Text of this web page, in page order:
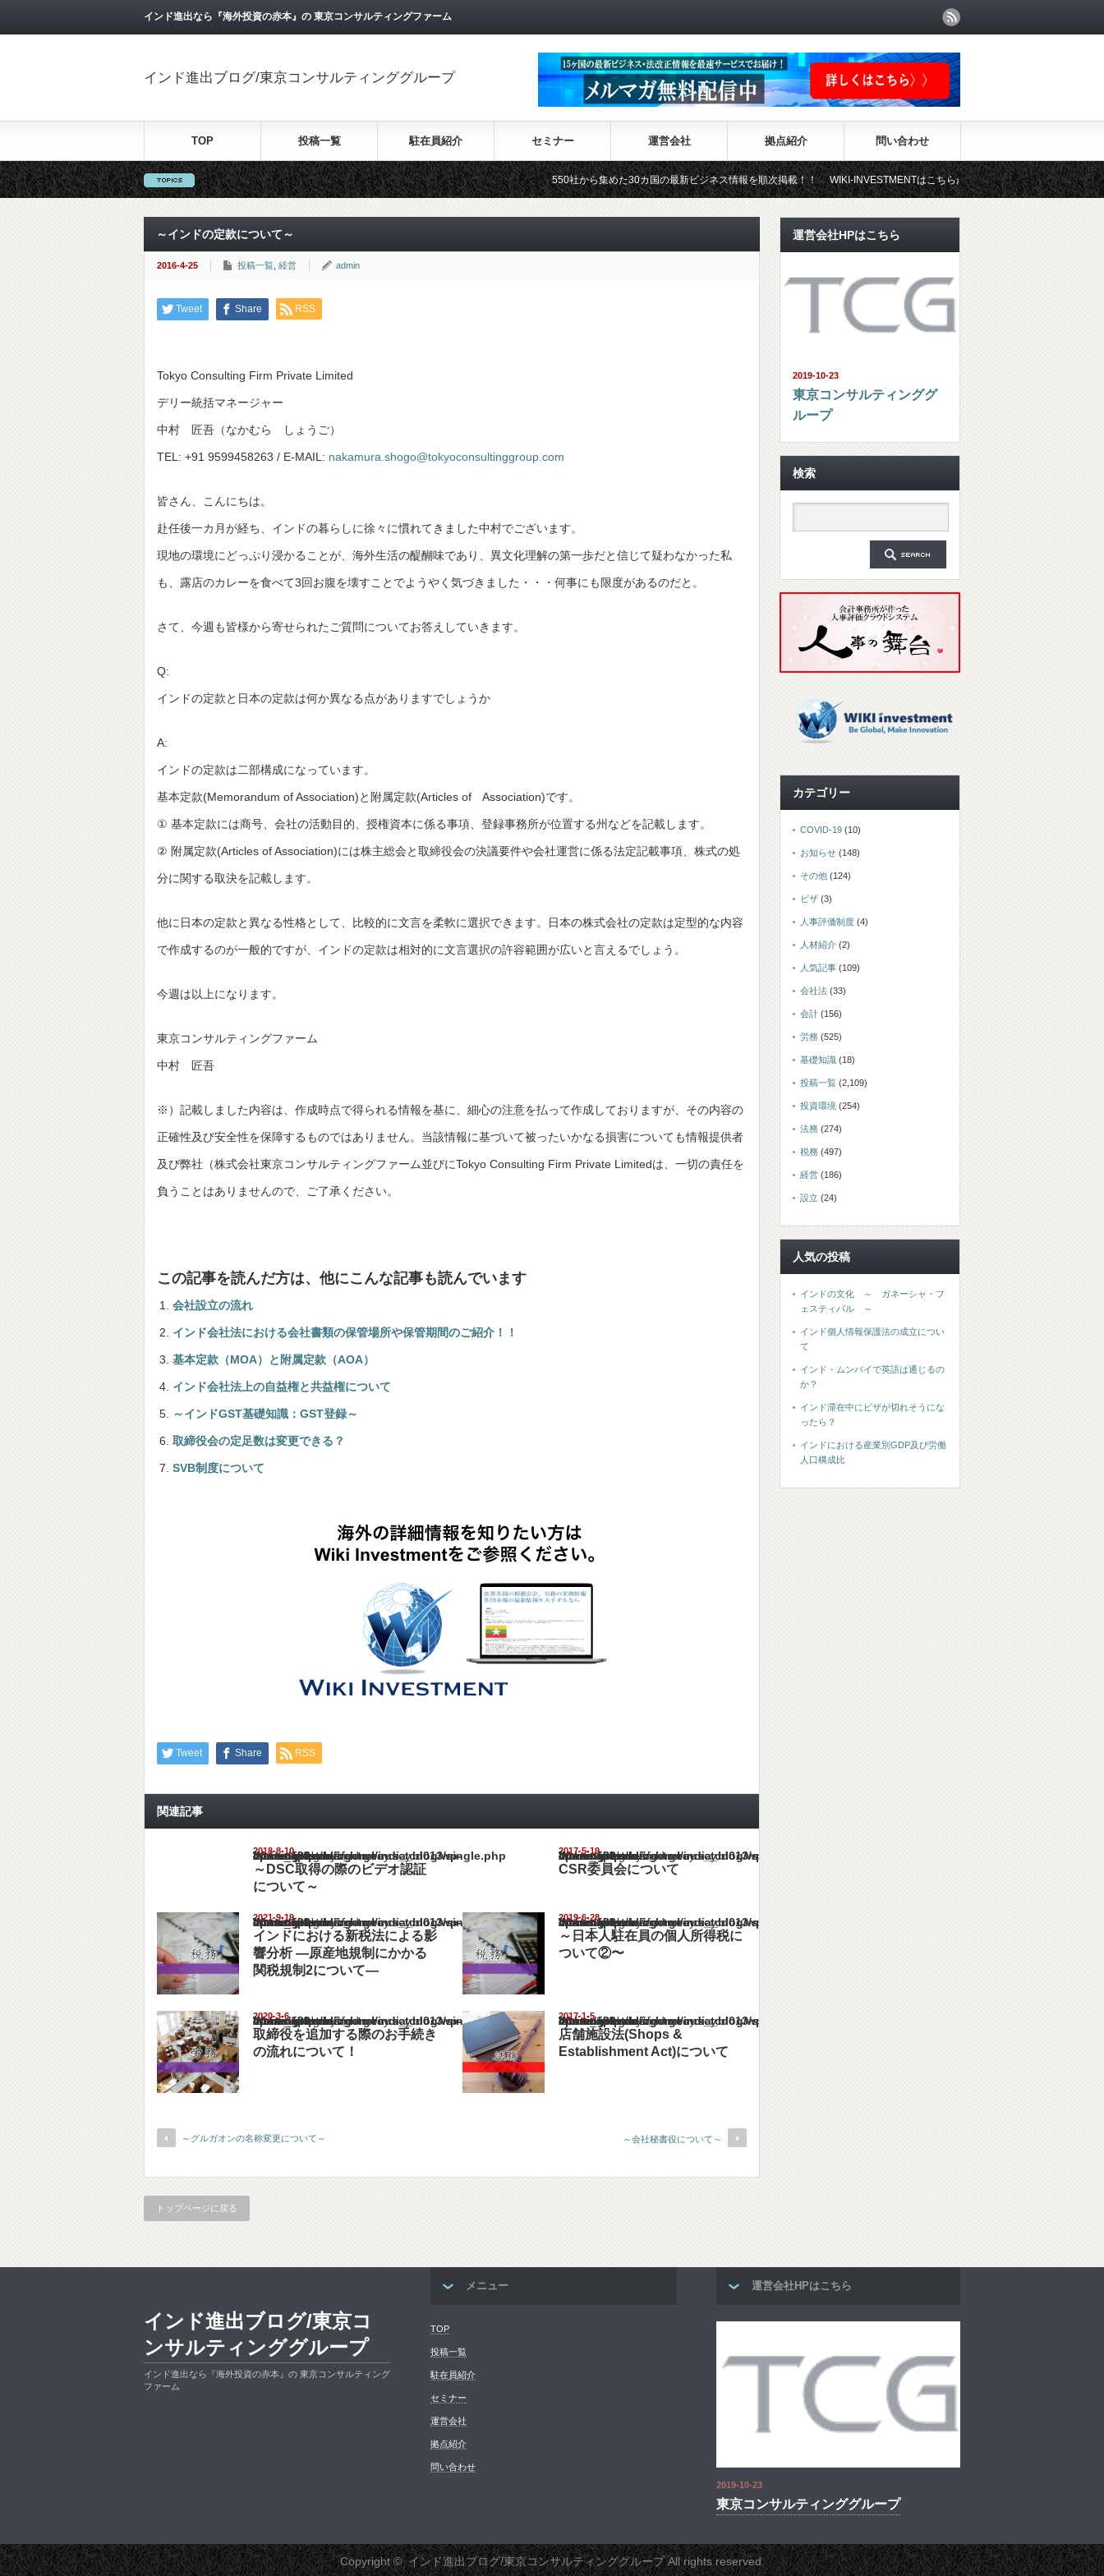
インド進出なら『海外投資の赤本』の 東京コンサルティングファーム
インド進出ブログ/東京コンサルティンググループ
TOP 投稿一覧 駐在員紹介 セミナー 運営会社 拠点紹介 問い合わせ
550社から集めた30カ国の最新ビジネス情報を順次掲載！！ WIKI-INVESTMENTはこちらから！
～インドの定款について～
2016-4-25 投稿一覧 経営 admin
Tweet Share RSS
Tokyo Consulting Firm Private Limited
デリー統括マネージャー
中村 匠吾（なかむら しょうご）
TEL: +91 9599458263 / E-MAIL: nakamura.shogo@tokyoconsultinggroup.com
皆さん、こんにちは。
赴任後一カ月が経ち、インドの暮らしに徐々に慣れてきました中村でございます。
現地の環境にどっぷり浸かることが、海外生活の醍醐味であり、異文化理解の第一歩だと信じて疑わなかった私
も、露店のカレーを食べて3回お腹を壊すことでようやく気づきました・・・何事にも限度があるのだと。
さて、今週も皆様から寄せられたご質問についてお答えしていきます。
Q:
インドの定款と日本の定款は何か異なる点がありますでしょうか
A:
インドの定款は二部構成になっています。
基本定款(Memorandum of Association)と附属定款(Articles of Association)です。
① 基本定款には商号、会社の活動目的、授権資本に係る事項、登録事務所が位置する州などを記載します。
② 附属定款(Articles of Association)には株主総会と取締役会の決議要件や会社運営に係る法定記載事項、株式の処
分に関する取決を記載します。
他に日本の定款と異なる性格として、比較的に文言を柔軟に選択できます。日本の株式会社の定款は定型的な内容
で作成するのが一般的ですが、インドの定款は相対的に文言選択の許容範囲が広いと言えるでしょう。
今週は以上になります。
東京コンサルティングファーム
中村 匠吾
※）記載しました内容は、作成時点で得られる情報を基に、細心の注意を払って作成しておりますが、その内容の
正確性及び安全性を保障するものではありません。当該情報に基づいて被ったいかなる損害についても情報提供者
及び弊社（株式会社東京コンサルティングファーム並びにTokyo Consulting Firm Private Limitedは、一切の責任を
負うことはありませんので、ご了承ください。
この記事を読んだ方は、他にこんな記事も読んでいます
会社設立の流れ
インド会社法における会社書類の保管場所や保管期間のご紹介！！
基本定款（MOA）と附属定款（AOA）
インド会社法上の自益権と共益権について
～インドGST基礎知識：GST登録～
取締役会の定足数は変更できる？
SVB制度について
Tweet Share RSS
関連記事
2018-8-10
Warning
: Undefined array key "show_category" in
/home/netst/kuno-cpa.co.jp/public_html/india_blog/wp-content/themes/gorgeous_tcd013/single.php
on line183
～DSC取得の際のビデオ認証
について～
2017-5-19
Warning
: Undefined array key "show_category" in
/home/netst/kuno-cpa.co.jp/public_html/india_blog/wp-content/themes/gorgeous_tcd013/single.php
on line183
CSR委員会について
2021-9-19
Warning
: Undefined array key "show_category" in
/home/netst/kuno-cpa.co.jp/public_html/india_blog/wp-content/themes/gorgeous_tcd013/single.php
on line183
インドにおける新税法による影
響分析 ―原産地規制にかかる
関税規制2について―
2019-6-28
Warning
: Undefined array key "show_category" in
/home/netst/kuno-cpa.co.jp/public_html/india_blog/wp-content/themes/gorgeous_tcd013/single.php
on line183
～日本人駐在員の個人所得税に
ついて②〜
2020-3-6
Warning
: Undefined array key "show_category" in
/home/netst/kuno-cpa.co.jp/public_html/india_blog/wp-content/themes/gorgeous_tcd013/single.php
on line183
取締役を追加する際のお手続き
の流れについて！
2017-1-5
Warning
: Undefined array key "show_category" in
/home/netst/kuno-cpa.co.jp/public_html/india_blog/wp-content/themes/gorgeous_tcd013/single.php
on line183
店舗施設法(Shops &
Establishment Act)について
～グルガオンの名称変更について～ ～会社秘書役について～
トップページに戻る
運営会社HPはこちら
2019-10-23
東京コンサルティンググ
ループ
検索
カテゴリー
COVID-19 (10)
お知らせ (148)
その他 (124)
ビザ (3)
人事評価制度 (4)
人材紹介 (2)
人気記事 (109)
会社法 (33)
会計 (156)
労務 (525)
基礎知識 (18)
投稿一覧 (2,109)
投資環境 (254)
法務 (274)
税務 (497)
経営 (186)
設立 (24)
人気の投稿
インドの文化 ～ ガネーシャ・フ
ェスティバル ～
インド個人情報保護法の成立につい
て
インド・ムンバイで英語は通じるの
か？
インド滞在中にビザが切れそうにな
ったら？
インドにおける産業別GDP及び労働
人口構成比
メニュー
TOP
投稿一覧
駐在員紹介
セミナー
運営会社
拠点紹介
問い合わせ
運営会社HPはこちら
2019-10-23
東京コンサルティンググループ
インド進出ブログ/東京コ
ンサルティンググループ
インド進出なら『海外投資の赤本』の 東京コンサルティング
ファーム
Copyright ©インド進出ブログ/東京コンサルティンググループAll rights reserved.